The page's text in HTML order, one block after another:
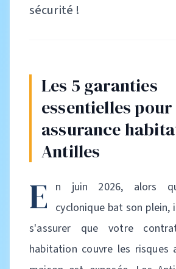
sécurité !
Les 5 garanties
essentielles
assurance
Antilles
E n juin 2026, alors
cyclonique bat son plein,
s'assurer que votre
habitation couvre les risques